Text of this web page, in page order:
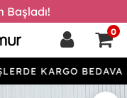
Başladı!
0
KARGO BEDAVA